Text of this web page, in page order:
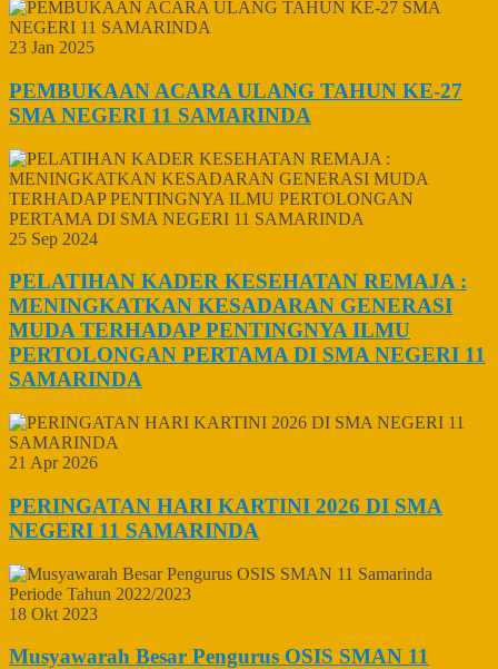
23 Jan 2025
PEMBUKAAN ACARA ULANG TAHUN KE-27
SMA NEGERI 11 SAMARINDA
25 Sep 2024
PELATIHAN KADER KESEHATAN REMAJA :
MENINGKATKAN KESADARAN GENERASI
MUDA TERHADAP PENTINGNYA ILMU
PERTOLONGAN PERTAMA DI SMA NEGERI 11
SAMARINDA
21 Apr 2026
PERINGATAN HARI KARTINI 2026 DI SMA
NEGERI 11 SAMARINDA
18 Okt 2023
Musyawarah Besar Pengurus OSIS SMAN 11